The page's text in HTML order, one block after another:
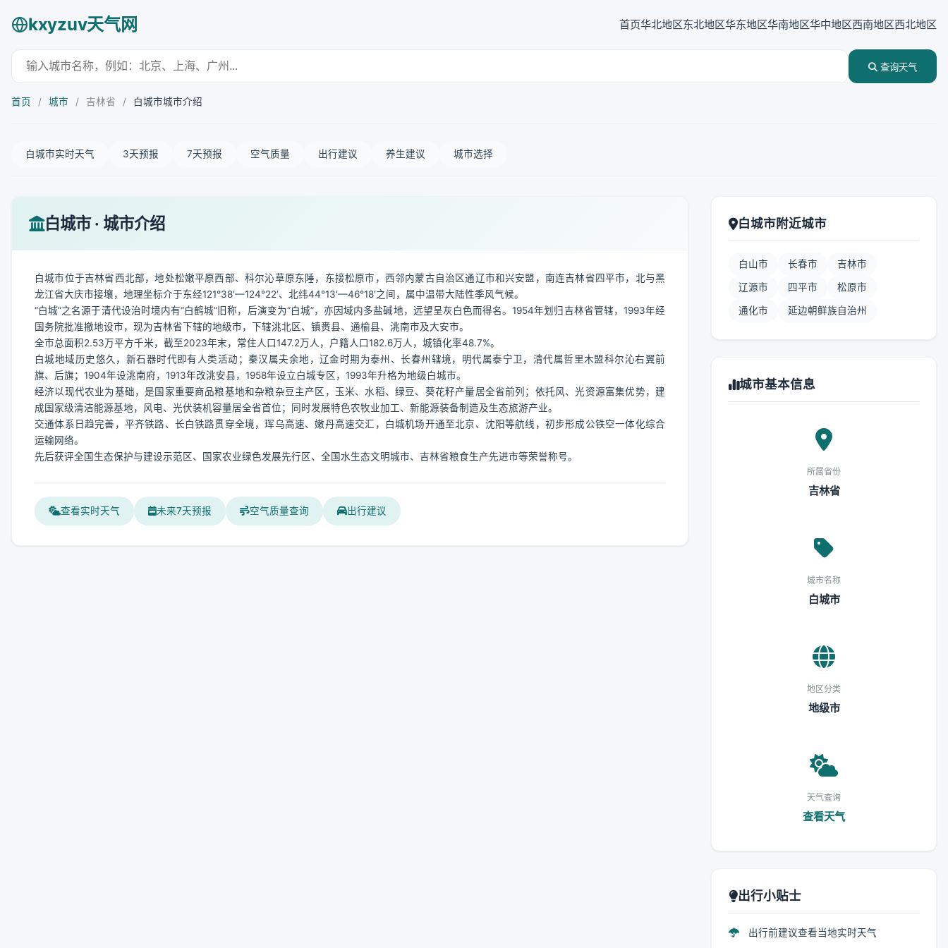
kxyzuv天气网 首页华北地区东北地区华东地区华南地区华中地区西南地区西北地区
查询天气
首页 / 城市 / 吉林省 / 白城市城市介绍
白城市实时天气 3天预报 7天预报 空气质量 出行建议 养生建议 城市选择
白城市 · 城市介绍
白城市位于吉林省西北部，地处松嫩平原西部、科尔沁草原东陲，东接松原市，西邻内蒙古自治区通辽市和兴安盟，南连吉林省四平市，北与黑
龙江省大庆市接壤，地理坐标介于东经121°38′—124°22′、北纬44°13′—46°18′之间，属中温带大陆性季风气候。
“白城”之名源于清代设治时境内有“白鹤城”旧称，后演变为“白城”，亦因域内多盐碱地，远望呈灰白色而得名。1954年划归吉林省管辖，1993年经
国务院批准撤地设市，现为吉林省下辖的地级市，下辖洮北区、镇赉县、通榆县、洮南市及大安市。
全市总面积2.53万平方千米，截至2023年末，常住人口147.2万人，户籍人口182.6万人，城镇化率48.7%。
白城地域历史悠久，新石器时代即有人类活动；秦汉属夫余地，辽金时期为泰州、长春州辖境，明代属泰宁卫，清代属哲里木盟科尔沁右翼前
旗、后旗；1904年设洮南府，1913年改洮安县，1958年设立白城专区，1993年升格为地级白城市。
经济以现代农业为基础，是国家重要商品粮基地和杂粮杂豆主产区，玉米、水稻、绿豆、葵花籽产量居全省前列；依托风、光资源富集优势，建
成国家级清洁能源基地，风电、光伏装机容量居全省首位；同时发展特色农牧业加工、新能源装备制造及生态旅游产业。
交通体系日趋完善，平齐铁路、长白铁路贯穿全境，珲乌高速、嫩丹高速交汇，白城机场开通至北京、沈阳等航线，初步形成公铁空一体化综合
运输网络。
先后获评全国生态保护与建设示范区、国家农业绿色发展先行区、全国水生态文明城市、吉林省粮食生产先进市等荣誉称号。
查看实时天气 未来7天预报 空气质量查询 出行建议
白城市附近城市
白山市 长春市 吉林市
辽源市 四平市 松原市
通化市 延边朝鲜族自治州
城市基本信息
所属省份
吉林省
城市名称
白城市
地区分类
地级市
天气查询
查看天气
出行小贴士
出行前建议查看当地实时天气